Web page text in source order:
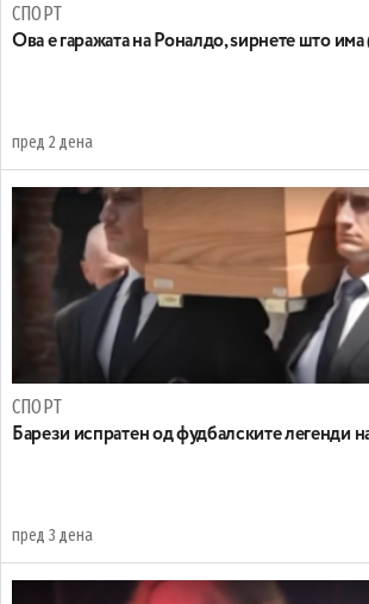
СПОРТ
Ова е гаражата на Роналдо, ѕирнете што
пред 2 дена
СПОРТ
Барези испратен од фудбалските легенди
пред 3 дена